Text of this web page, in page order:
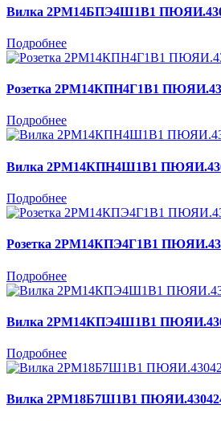
Вилка 2РМ14БПЭ4Ш1В1
Подробнее
Розетка 2РМ14КПН4Г1В1
Подробнее
Вилка 2РМ14КПН4Ш1В1
Подробнее
Розетка 2РМ14КПЭ4Г1В1
Подробнее
Вилка 2РМ14КПЭ4Ш1В1
Подробнее
Вилка 2РМ18Б7Ш1В1